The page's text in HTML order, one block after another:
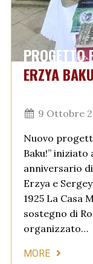
PROGETTO
ERZYA
9 Ottobre
Nuovo
Baku!” iniziato
anniversario di
Erzya e
1925 La Casa
sostegno di
organizzato…
MORE